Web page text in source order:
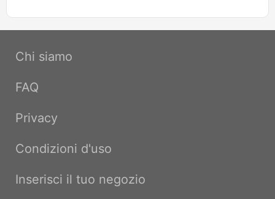
Chi siamo
FAQ
Privacy
Condizioni d'uso
Inserisci il tuo negozio